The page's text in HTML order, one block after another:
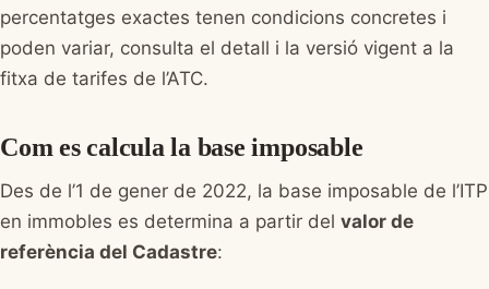
percentatges exactes tenen condicions concretes i
poden variar, consulta el detall i la versió vigent a la
fitxa de tarifes de l’ATC.
Com es calcula la base imposable
Des de l’1 de gener de 2022, la base imposable de l’ITP
en immobles es determina a partir del valor de
referència del Cadastre: